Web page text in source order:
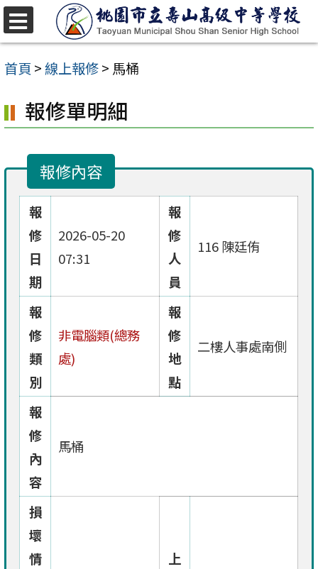
跳
至
主
內
容
首頁 >線上報修> 馬桶
報修單明細
報修內容
報
修
日
期
2026-05-20
07:31
報
修
人
員
116 陳廷侑
報
修
類
別
非電腦類(總務
處)
報
修
地
點
二樓人事處南側
報
修
內
容
馬桶
損
壞
情
上
選
單